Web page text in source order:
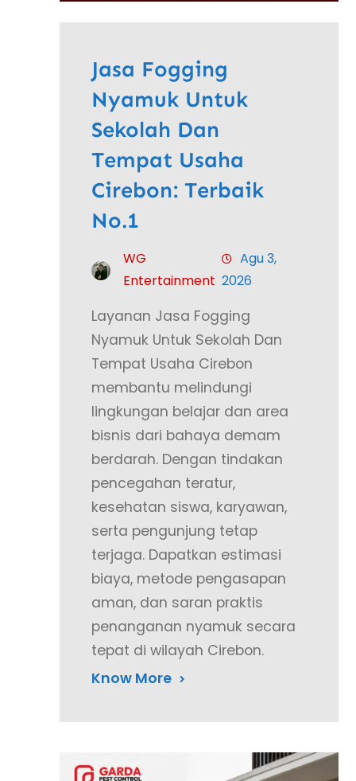
Jasa Fogging
Nyamuk Untuk
Sekolah Dan
Tempat Usaha
Cirebon: Terbaik
No.1
WG
Entertainment
Agu 3,
2026
Layanan Jasa Fogging
Nyamuk Untuk Sekolah Dan
Tempat Usaha Cirebon
membantu melindungi
lingkungan belajar dan area
bisnis dari bahaya demam
berdarah. Dengan tindakan
pencegahan teratur,
kesehatan siswa, karyawan,
serta pengunjung tetap
terjaga. Dapatkan estimasi
biaya, metode pengasapan
aman, dan saran praktis
penanganan nyamuk secara
tepat di wilayah Cirebon.
Know More